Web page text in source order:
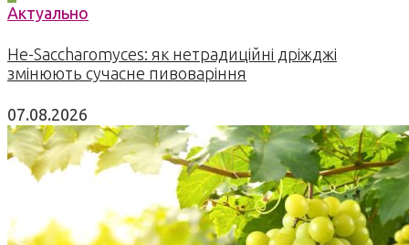
Актуально
Не-Saccharomyces: як нетрадиційні дріжджі
змінюють сучасне пивоваріння
07.08.2026